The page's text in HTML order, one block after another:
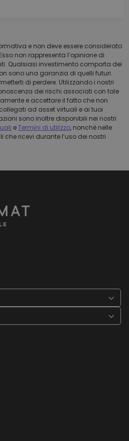
e non deve essere considerato
non rappresenta l’opinione di
Qualsiasi investimento comporta dei
sono una garanzia di quelli futuri.
di perdere. Utilizzando i nostri
dei rischi associati con tale
e accettare il fatto che non
ad asset virtuali e ai tuoi
sono inoltre disponibili nei nostri
eTermini di utilizzo, nonché nelle
che ricevi durante l’uso dei nostri